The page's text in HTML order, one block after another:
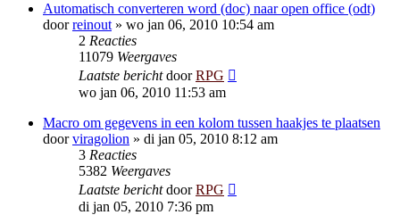
Automatisch converteren word (doc) naar open office (odt)
doorreinout » wo jan 06, 2010 10:54 am
2 Reacties
11079 Weergaves
Laatste berichtdoorRPG
wo jan 06, 2010 11:53 am
Macro om gegevens in een kolom tussen haakjes te plaatsen
doorviragolion » di jan 05, 2010 8:12 am
3 Reacties
5382 Weergaves
Laatste berichtdoorRPG
di jan 05, 2010 7:36 pm